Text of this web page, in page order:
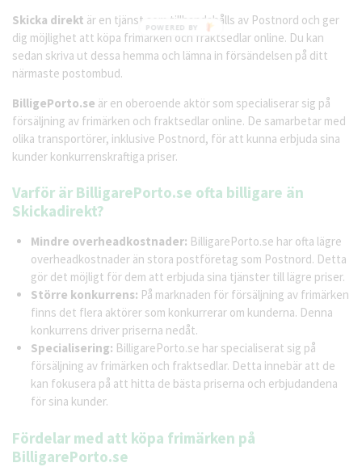
Skicka direkt är en tjänst som tillhandahålls av Postnord och ger
dig möjlighet att köpa frimärken och fraktsedlar online. Du kan
sedan skriva ut dessa hemma och lämna in försändelsen på ditt
närmaste postombud.
BilligePorto.se är en oberoende aktör som specialiserar sig på
försäljning av frimärken och fraktsedlar online. De samarbetar med
olika transportörer, inklusive Postnord, för att kunna erbjuda sina
kunder konkurrenskraftiga priser.
Varför är BilligarePorto.se ofta billigare än
Skickadirekt?
Mindre overheadkostnader: BilligarePorto.se har ofta lägre
overheadkostnader än stora postföretag som Postnord. Detta
gör det möjligt för dem att erbjuda sina tjänster till lägre priser.
Större konkurrens: På marknaden för försäljning av frimärken
finns det flera aktörer som konkurrerar om kunderna. Denna
konkurrens driver priserna nedåt.
Specialisering: BilligarePorto.se har specialiserat sig på
försäljning av frimärken och fraktsedlar. Detta innebär att de
kan fokusera på att hitta de bästa priserna och erbjudandena
för sina kunder.
Fördelar med att köpa frimärken på
BilligarePorto.se
POWERED BY